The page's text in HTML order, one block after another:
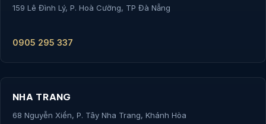
159 Lê Đình Lý, P. Hoà Cường, TP Đà Nẵng
0905 295 337
NHA TRANG
68 Nguyễn Xiển, P. Tây Nha Trang, Khánh Hòa